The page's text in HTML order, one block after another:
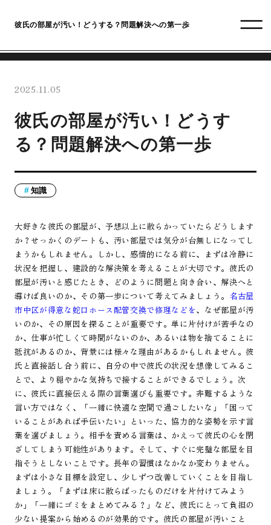
彼氏の部屋が汚い！どうする？問題解決への第一歩
2025.11.05
彼氏の部屋が汚い！どうす
る？問題解決への第一歩
知識
大好きな彼氏の部屋が、予想以上に散らかっていたらどうします
か？せっかくのデートも、汚い部屋では気分が台無しになってし
まうかもしれません。しかし、感情的になる前に、まずは冷静に
状況を把握し、建設的な解決策を考えることが大切です。彼氏の
部屋が汚いと感じたとき、どのように問題と向き合い、解決へと
導けば良いのか、その第一歩について考えてみましょう。 名古屋
市中区が得意な蛇口ホース配管交換で修理などを、なぜ部屋が汚
いのか、その原因を探ることが重要です。単に片付けが苦手なの
か、仕事が忙しくて時間がないのか、あるいは物を捨てることに
抵抗があるのか、背景には様々な理由があるかもしれません。彼
氏と直接話し合う前に、自分の中で彼氏の状況を想像してみるこ
とで、より穏やかな気持ちで接することができるでしょう。次
に、彼氏に直接伝える際の言葉選びも重要です。非難するような
言い方ではなく、「一緒に快適な空間で過ごしたいな」「困って
いることがあれば手伝いたい」といった、協力的な姿勢を示す言
葉を選びましょう。相手を責める言葉は、かえって彼氏の心を閉
ざしてしまう可能性があります。そして、すぐに完璧な部屋を目
指そうとしないことです。長年の習慣はなかなか変わりません。
まずは小さな目標を設定し、少しずつ改善していくことを目指し
ましょう。「まずは床に散らばったものだけを片付けてみよう
か」「一緒にゴミをまとめてみる？」など、彼氏にとって負担の
少ない提案から始めるのが効果的です。彼氏の部屋が汚いこと